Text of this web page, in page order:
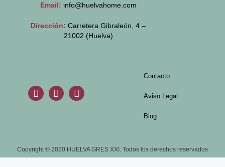
Email: info@huelvahome.com
Dirección: Carretera Gibraleón, 4 –
21002 (Huelva)
Contacto
Aviso Legal
Blog
Copyright © 2020 HUELVA GRES XXI. Todos los derechos reservados